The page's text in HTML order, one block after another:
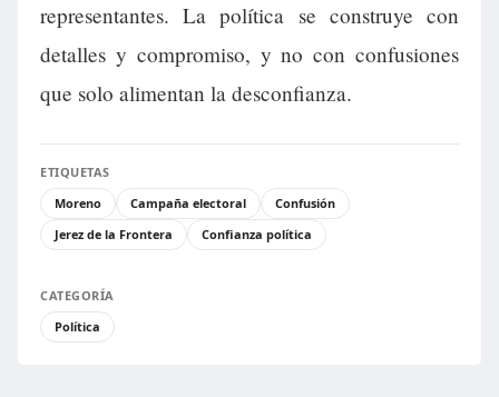
representantes. La política se construye con
detalles y compromiso, y no con confusiones
que solo alimentan la desconfianza.
ETIQUETAS
Moreno
Campaña electoral
Confusión
Jerez de la Frontera
Confianza política
CATEGORÍA
Política